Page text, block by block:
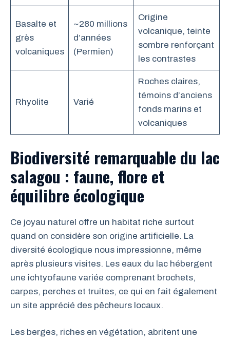
Basalte et
grès
volcaniques
~280 millions
d’années
(Permien)
Origine
volcanique, teinte
sombre renforçant
les contrastes
Rhyolite Varié
Roches claires,
témoins d’anciens
fonds marins et
volcaniques
Biodiversité remarquable du lac
salagou : faune, flore et
équilibre écologique
Ce joyau naturel offre un habitat riche surtout
quand on considère son origine artificielle. La
diversité écologique nous impressionne, même
après plusieurs visites. Les eaux du lac hébergent
une ichtyofaune variée comprenant brochets,
carpes, perches et truites, ce qui en fait également
un site apprécié des pêcheurs locaux.
Les berges, riches en végétation, abritent une